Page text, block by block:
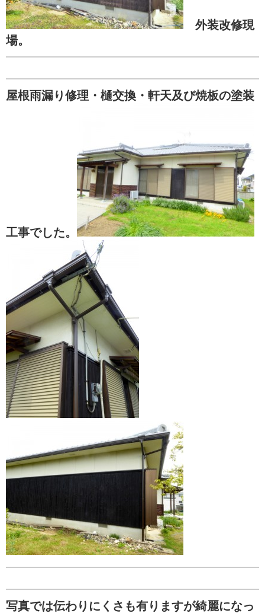
外装改修現
場。
屋根雨漏り修理・樋交換・軒天及び焼板の塗装
工事でした。
写真では伝わりにくさも有りますが綺麗になっ